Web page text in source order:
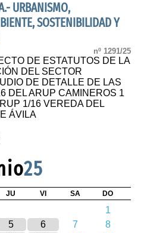
URBANISMO,
SOSTENIBILIDAD Y
nº 1291/25
DE ESTATUTOS DE LA
DEL SECTOR
DE DETALLE DE LAS
DEL ARUP CAMINEROS 1
1/16 VEREDA DEL
ÁVILA
25
JU VI SA DO
1
5 6 7
8